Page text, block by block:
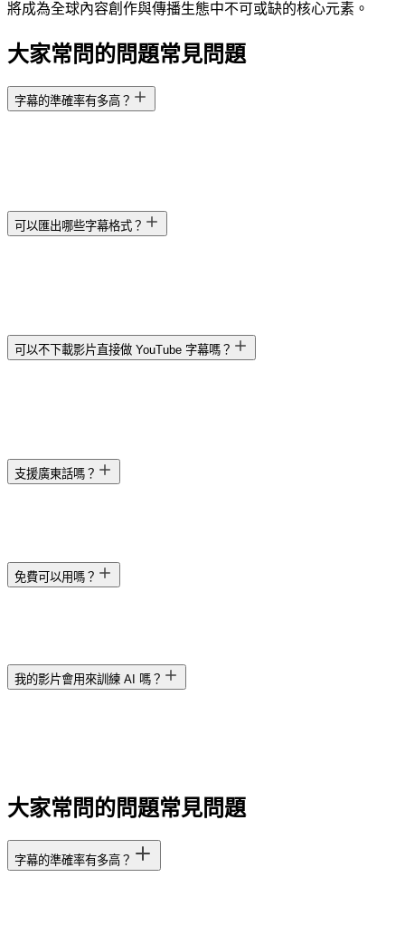
將成為全球內容創作與傳播生態中不可或缺的核心元素。
大家常問的問題常見問題
字幕的準確率有多高？
可以匯出哪些字幕格式？
可以不下載影片直接做 YouTube 字幕嗎？
支援廣東話嗎？
免費可以用嗎？
我的影片會用來訓練 AI 嗎？
大家常問的問題常見問題
字幕的準確率有多高？